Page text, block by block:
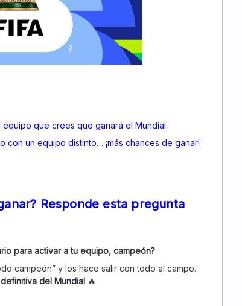
que crees que ganará el Mundial.
con un equipo distinto… ¡más chances de ganar!
Responde esta pregunta
para activar a tu equipo, campeón?
campeón” y los hace salir con todo al campo.
del Mundial 🔥